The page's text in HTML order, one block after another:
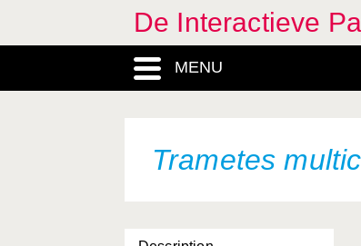
De Interactieve
MENU
Trametes